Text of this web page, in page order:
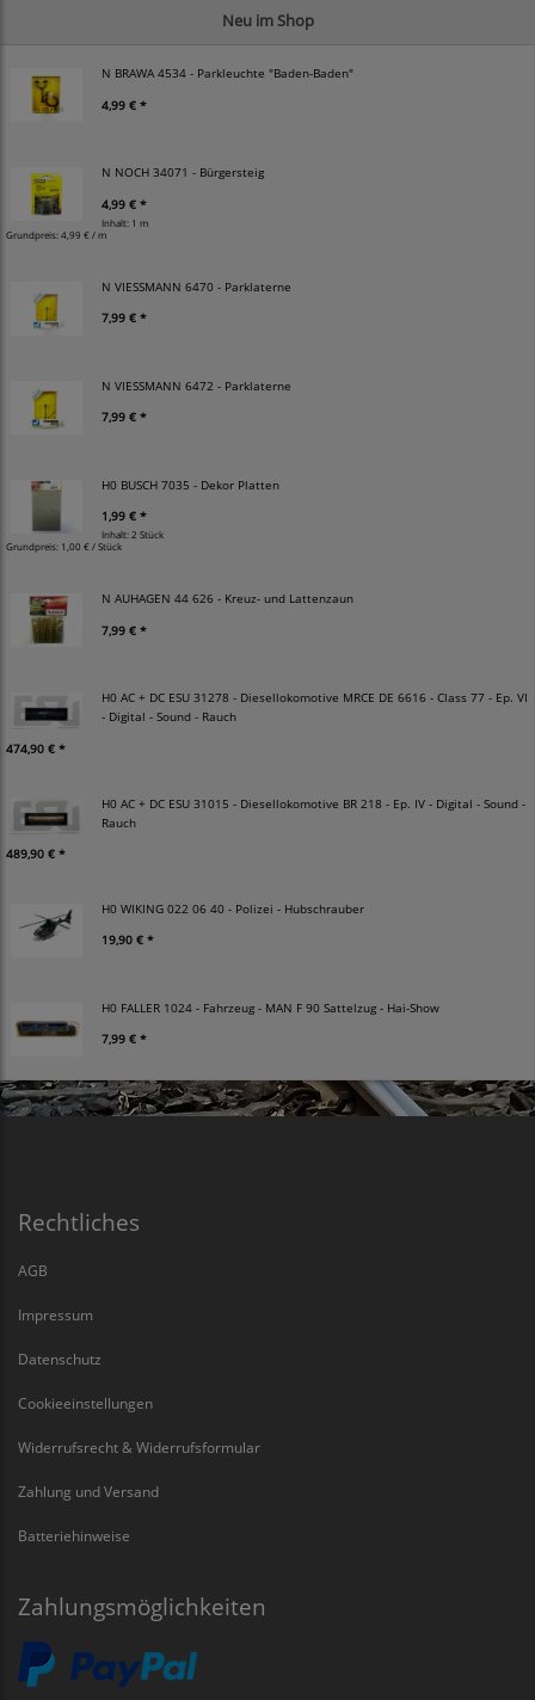
Neu im Shop
N BRAWA 4534 - Parkleuchte "Baden-Baden"
4,99 € *
N NOCH 34071 - Bürgersteig
4,99 € *
Inhalt: 1 m
Grundpreis:4,99 € / m
N VIESSMANN 6470 - Parklaterne
7,99 € *
N VIESSMANN 6472 - Parklaterne
7,99 € *
H0 BUSCH 7035 - Dekor Platten
1,99 € *
Inhalt: 2 Stück
Grundpreis: 1,00 € / Stück
N AUHAGEN 44 626 - Kreuz- und Lattenzaun
7,99 € *
H0 AC + DC ESU 31278 - Diesellokomotive MRCE DE 6616 - Class 77 - Ep. VI
- Digital - Sound - Rauch
474,90 € *
H0 AC + DC ESU 31015 - Diesellokomotive BR 218 - Ep. IV - Digital - Sound -
Rauch
489,90 € *
H0 WIKING 022 06 40 - Polizei - Hubschrauber
19,90 € *
H0 FALLER 1024 - Fahrzeug - MAN F 90 Sattelzug - Hai-Show
7,99 € *
Rechtliches
AGB
Impressum
Datenschutz
Cookieeinstellungen
Widerrufsrecht & Widerrufsformular
Zahlung und Versand
Batteriehinweise
Zahlungsmöglichkeiten